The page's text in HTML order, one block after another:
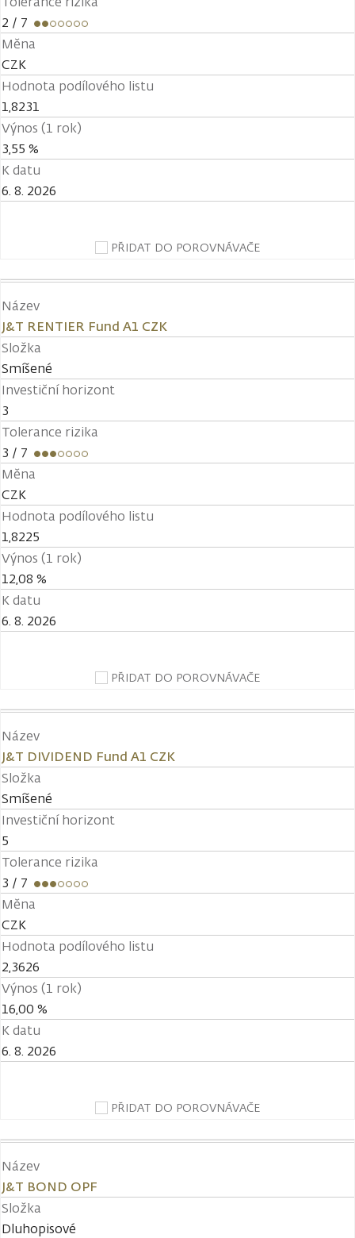
2 / 7
Měna
CZK
Hodnota podílového listu
1,8231
Výnos (1 rok)
3,55 %
K datu
6. 8. 2026
PŘIDAT DO POROVNÁVAČE
Název
J&T RENTIER Fund A1 CZK
Složka
Smíšené
Investiční horizont
3
Tolerance rizika
3 / 7
Měna
CZK
Hodnota podílového listu
1,8225
Výnos (1 rok)
12,08 %
K datu
6. 8. 2026
PŘIDAT DO POROVNÁVAČE
Název
J&T DIVIDEND Fund A1 CZK
Složka
Smíšené
Investiční horizont
5
Tolerance rizika
3 / 7
Měna
CZK
Hodnota podílového listu
2,3626
Výnos (1 rok)
16,00 %
K datu
6. 8. 2026
PŘIDAT DO POROVNÁVAČE
Název
J&T BOND OPF
Složka
Dluhopisové